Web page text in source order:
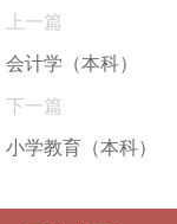
上一篇
会计学（本科）
下一篇
小学教育（本科）